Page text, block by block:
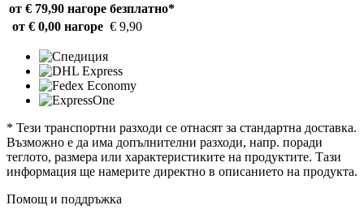
от € 79,90 нагоре безплатно*
от € 0,00 нагоре € 9,90
* Тези транспортни разходи се отнасят за стандартна доставка.
Възможно е да има допълнителни разходи, напр. поради
теглото, размера или характеристиките на продуктите. Тази
информация ще намерите директно в описанието на продукта.
Помощ и поддръжка